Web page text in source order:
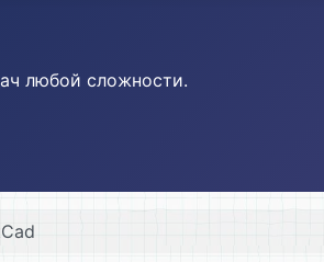
любой сложности.